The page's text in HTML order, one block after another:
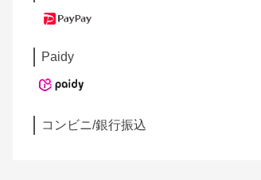
Paidy
コンビニ/銀行振込